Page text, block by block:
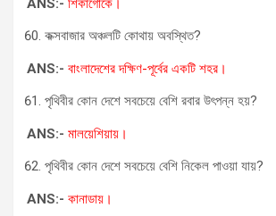
ANS:- শিকাগোকে।
কক্সবাজার অঞ্চলটি কোথায় অবস্থিত?
ANS:- বাংলাদেশের দক্ষিণ-পূর্বের একটি শহর।
পৃথিবীর কোন দেশে সবচেয়ে বেশি রবার উৎপন্ন হয়?
ANS:- মালয়েশিয়ায়।
পৃথিবীর কোন দেশে সবচেয়ে বেশি নিকেল পাওয়া যায়?
ANS:- কানাডায়।